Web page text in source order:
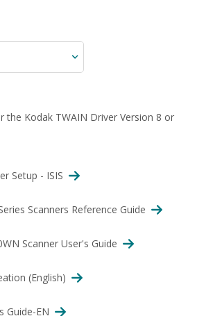
the Kodak TWAIN Driver Version 8 or
Setup - ISIS
Scanners Reference Guide
Scanner User's Guide
(English)
Guide-EN